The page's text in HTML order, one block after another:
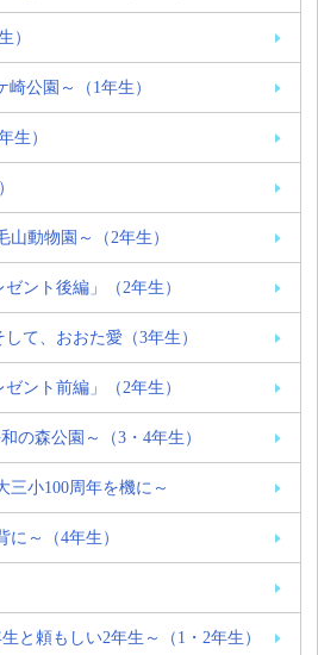
）
公園～（1年生）
生）
山動物園～（2年生）
ント後編」（2年生）
て、おおた愛（3年生）
ント前編」（2年生）
の森公園～（3・4年生）
三小100周年を機に～
～（4年生）
と頼もしい2年生～（1・2年生）